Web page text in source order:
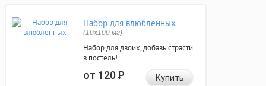
Набор для влюбленных
(10х100 мг)
Набор для двоих, добавь страсти
в постель!
от 120Р Купить